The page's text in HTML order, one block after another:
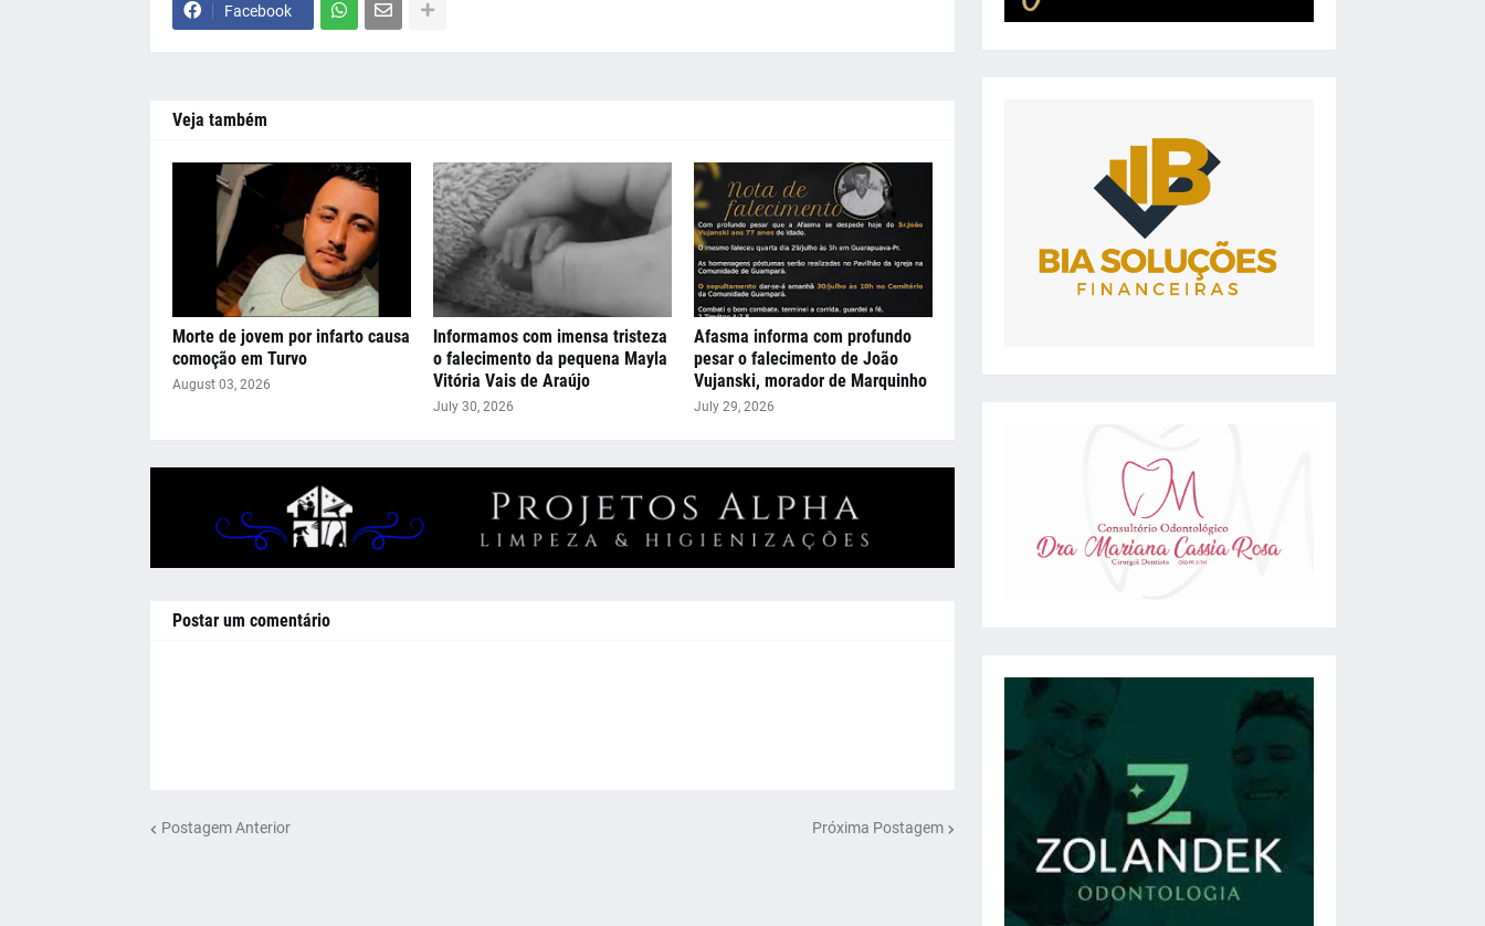
Facebook
Veja também
Morte de jovem por infarto causa
comoção em Turvo
August 03, 2026
Informamos com imensa tristeza
o falecimento da pequena Mayla
Vitória Vais de Araújo
July 30, 2026
Afasma informa com profundo
pesar o falecimento de João
Vujanski, morador de Marquinho
July 29, 2026
Postar um comentário
Postagem Anterior Próxima Postagem